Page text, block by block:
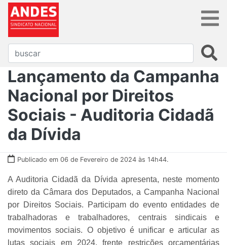
Lançamento da Campanha
Nacional por Direitos
Sociais - Auditoria Cidadã
da Dívida
Publicado em 06 de Fevereiro de 2024 às 14h44.
A Auditoria Cidadã da Dívida apresenta, neste momento
direto da Câmara dos Deputados, a Campanha Nacional
por Direitos Sociais. Participam do evento entidades de
trabalhadoras e trabalhadores, centrais sindicais e
movimentos sociais. O objetivo é unificar e articular as
lutas sociais em 2024, frente restrições orçamentárias